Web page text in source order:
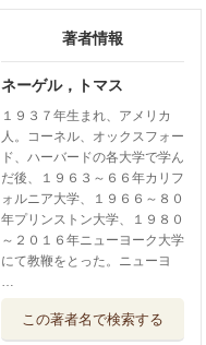
著者情報
ネーゲル，トマス
１９３７年生まれ、アメリカ
人。コーネル、オックスフォー
ド、ハーバードの各大学で学ん
だ後、１９６３～６６年カリフ
ォルニア大学、１９６６～８０
年プリンストン大学、１９８０
～２０１６年ニューヨーク大学
にて教鞭をとった。ニューヨ
…
この著者名で検索する
知られざる原爆...